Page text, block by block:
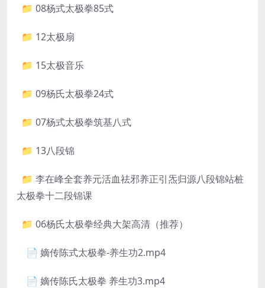
📁 08杨式太极拳85式
📁 12太极扇
📁 15太极音乐
📁 09杨氏太极拳24式
📁 07杨式太极拳筑基八式
📁 13八段锦
📁 李在峰全套养元活血祛邪养正引炁归源八段锦站桩
太极拳十二段锦课
📁 06杨氏太极拳经典大架高清（推荐）
📄 嫡传陈式太极拳-养生功2.mp4
📄 嫡传陈氏太极拳 养生功3.mp4